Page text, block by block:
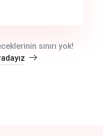
sınırı yok!